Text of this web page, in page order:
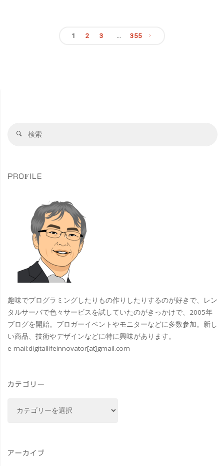
ー
ド」
錦
糸
町
パ
#favme
送
り
1 2 3 … 355
検
PROFILE
趣味でプログラミングしたりもの作りしたりするのが好きで、レン
タルサーバで色々サービスを試していたのがきっかけで、2005年
ブログを開始。ブロガーイベントやモニターなどに多数参加。新し
い商品、技術やデザインなどに特に興味があります。
e-mail:digitallifeinnovator[at]gmail.com
カテゴリー
ー
アーカイブ